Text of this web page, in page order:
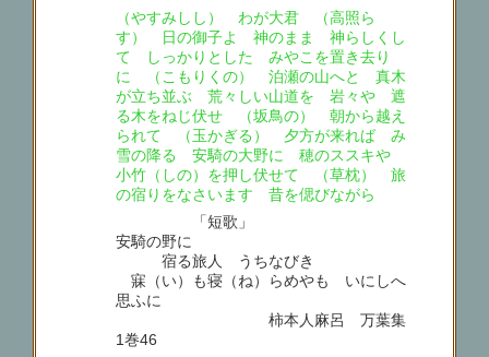
（やすみしし） わが大君 （高照ら
す） 日の御子よ 神のまま 神らしくし
て しっかりとした みやこを置き去り
に （こもりくの） 泊瀬の山へと 真木
が立ち並ぶ 荒々しい山道を 岩々や 遮
る木をねじ伏せ （坂鳥の） 朝から越え
られて （玉かぎる） 夕方が来れば み
雪の降る 安騎の大野に 穂のススキや
小竹（しの）を押し伏せて （草枕） 旅
の宿りをなさいます 昔を偲びながら
「短歌」
安騎の野に
宿る旅人 うちなびき
寐（い）も寝（ね）らめやも いにしへ
思ふに
柿本人麻呂 万葉集
1巻46